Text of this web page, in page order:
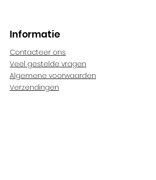
Informatie
Contacteer ons
Veel gestelde vragen
Algemene voorwaarden
Verzendingen